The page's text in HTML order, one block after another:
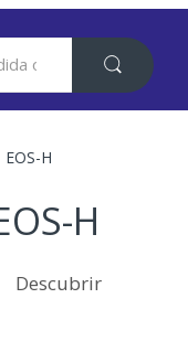
EOS-H
H
Descubrir